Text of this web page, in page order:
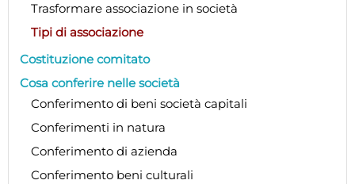
Trasformare associazione in società
Tipi di associazione
Costituzione comitato
Cosa conferire nelle società
Conferimento di beni società capitali
Conferimenti in natura
Conferimento di azienda
Conferimento beni culturali